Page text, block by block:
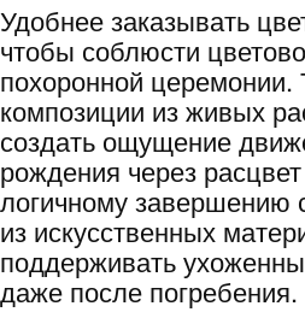
Удобнее заказывать
чтобы соблюсти
похоронной церемонии.
композиции из живых
создать ощущение
рождения через
логичному завершению
из искусственных
поддерживать
даже после погребения.